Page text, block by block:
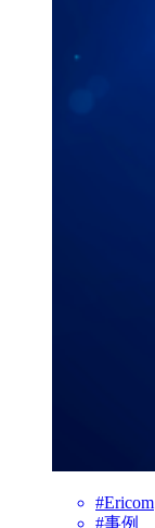
#Ericom
#事例